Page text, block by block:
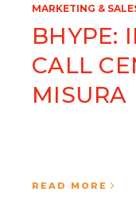
MARKETING &
BHYPE:
CALL
MISURA
READ MORE